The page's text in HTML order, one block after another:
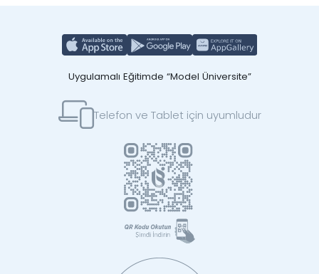
Uygulamalı Eğitimde “Model Üniversite”
Telefon ve Tablet için uyumludur